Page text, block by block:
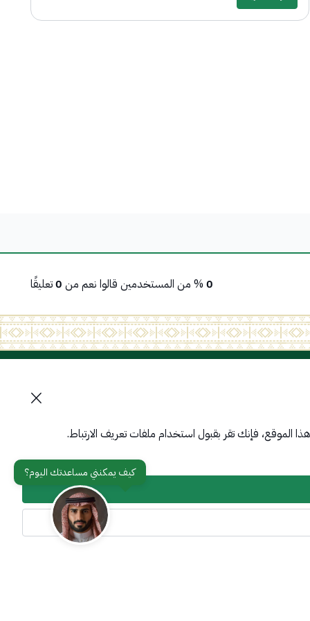
0 % من المستخدمين قالوا نعم من 0تعليقًا
أدوات الإتاحة وامكانية الوصول
فإنك تقر بقبول استخدام ملفات تعريف الارتباط.